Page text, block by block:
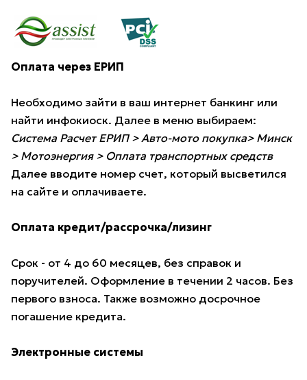
Оплата через ЕРИП
Необходимо зайти в ваш интернет банкинг или
найти инфокиоск. Далее в меню выбираем:
Система Расчет ЕРИП > Авто-мото покупка> Минск
> Мотоэнергия > Оплата транспортных средств
Далее вводите номер счет, который высветился
на сайте и оплачиваете.
Оплата кредит/рассрочка/лизинг
Срок - от 4 до 60 месяцев, без справок и
поручителей. Оформление в течении 2 часов. Без
первого взноса. Также возможно досрочное
погашение кредита.
Электронные системы